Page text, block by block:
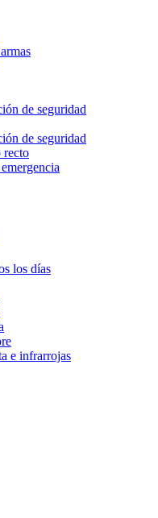
de seguridad
de seguridad
recto
los días
e infrarrojas